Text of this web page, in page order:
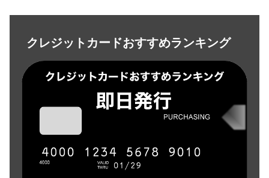
クレジットカードおすすめランキング